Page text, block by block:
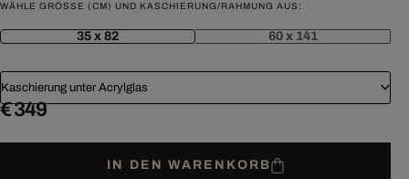
WÄHLE GRÖSSE (CM) UND KASCHIERUNG/RAHMUNG AUS:
35 x 82 60 x 141
Kaschierung unter Acrylglas
€ 349
IN DEN WARENKORB